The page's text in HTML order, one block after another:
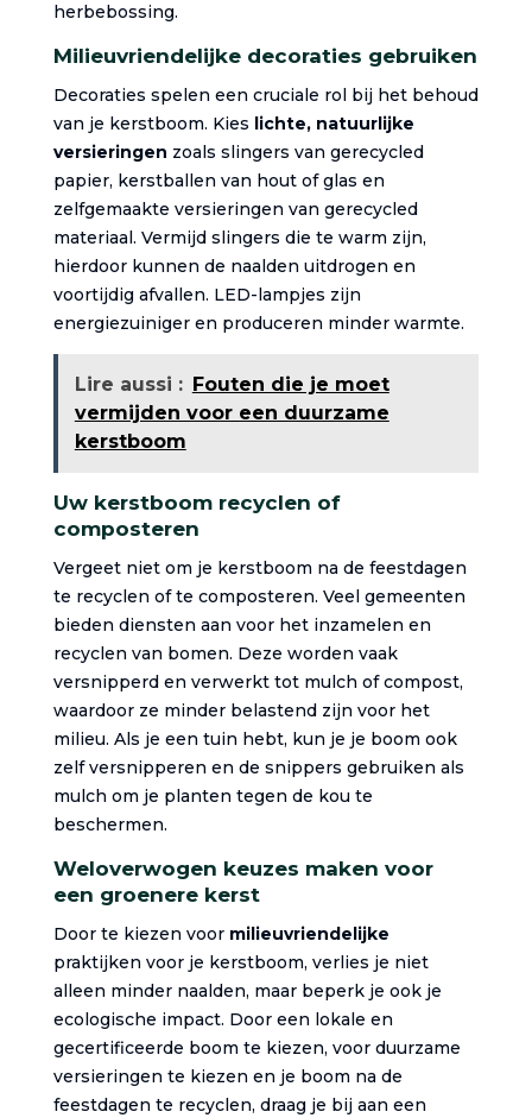
herbebossing.
Milieuvriendelijke decoraties gebruiken
Decoraties spelen een cruciale rol bij het behoud
van je kerstboom. Kies lichte, natuurlijke
versieringen zoals slingers van gerecycled
papier, kerstballen van hout of glas en
zelfgemaakte versieringen van gerecycled
materiaal. Vermijd slingers die te warm zijn,
hierdoor kunnen de naalden uitdrogen en
voortijdig afvallen. LED-lampjes zijn
energiezuiniger en produceren minder warmte.
Lire aussi : Fouten die je moet
vermijden voor een duurzame
kerstboom
Uw kerstboom recyclen of
composteren
Vergeet niet om je kerstboom na de feestdagen
te recyclen of te composteren. Veel gemeenten
bieden diensten aan voor het inzamelen en
recyclen van bomen. Deze worden vaak
versnipperd en verwerkt tot mulch of compost,
waardoor ze minder belastend zijn voor het
milieu. Als je een tuin hebt, kun je je boom ook
zelf versnipperen en de snippers gebruiken als
mulch om je planten tegen de kou te
beschermen.
Weloverwogen keuzes maken voor
een groenere kerst
Door te kiezen voor milieuvriendelijke
praktijken voor je kerstboom, verlies je niet
alleen minder naalden, maar beperk je ook je
ecologische impact. Door een lokale en
gecertificeerde boom te kiezen, voor duurzame
versieringen te kiezen en je boom na de
feestdagen te recyclen, draag je bij aan een